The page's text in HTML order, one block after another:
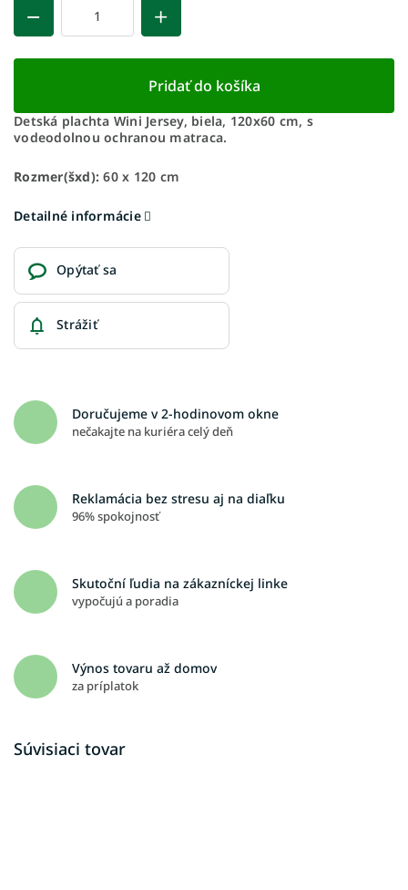
Pridať do košíka
Detská plachta Wini Jersey, biela, 120x60 cm, s
vodeodolnou ochranou matraca.
Rozmer(šxd): 60 x 120 cm
Detailné informácie
Opýtať sa
Strážiť
Doručujeme v 2-hodinovom okne
nečakajte na kuriéra celý deň
Reklamácia bez stresu aj na diaľku
96% spokojnosť
Skutoční ľudia na zákazníckej linke
vypočujú a poradia
Výnos tovaru až domov
za príplatok
Súvisiaci tovar